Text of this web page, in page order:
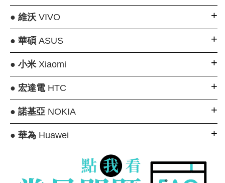
● 維沃VIVO
● 華碩 ASUS
● 小米Xiaomi
● 宏達電HTC
● 諾基亞NOKIA
● 華為Huawei